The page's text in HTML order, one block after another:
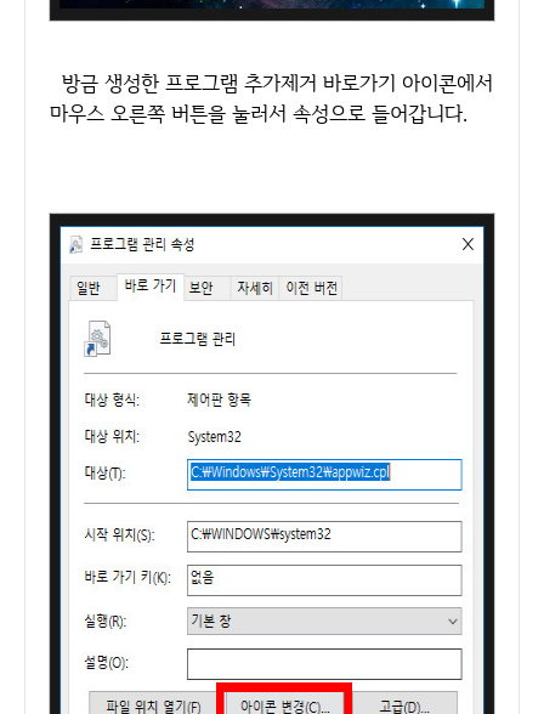
방금 생성한 프로그램 추가제거 바로가기 아이콘에서
마우스 오른쪽 버튼을 눌러서 속성으로 들어갑니다.